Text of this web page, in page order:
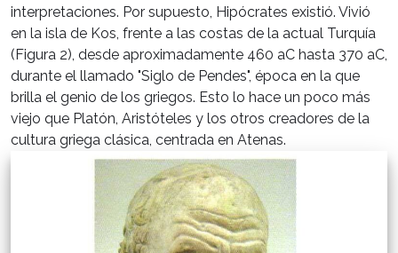
interpretaciones. Por supuesto, Hipócrates existió. Vivió
en la isla de Kos, frente a las costas de la actual Turquía
(Figura 2), desde aproximadamente 460 aC hasta 370 aC,
durante el llamado "Siglo de Pendes", época en la que
brilla el genio de los griegos. Esto lo hace un poco más
viejo que Platón, Aristóteles y los otros creadores de la
cultura griega clásica, centrada en Atenas.